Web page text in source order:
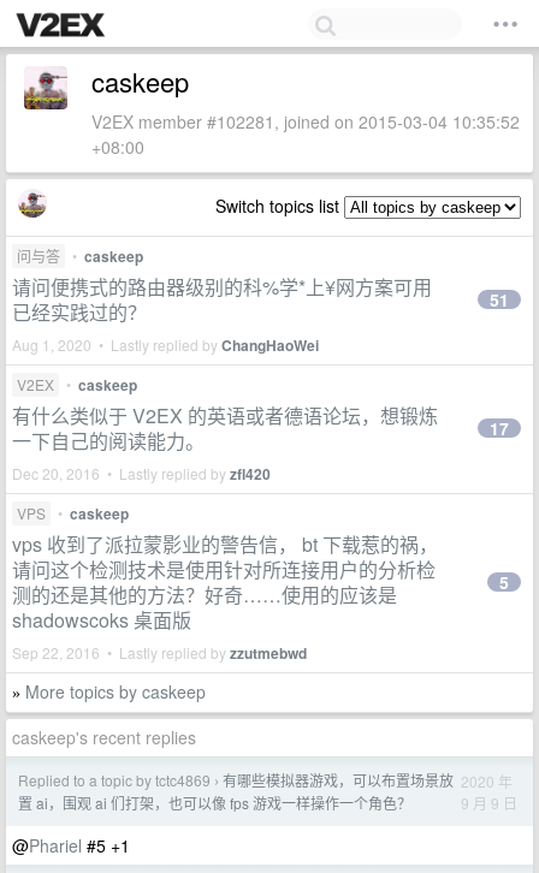
caskeep
V2EX member #102281, joined on 2015-03-04 10:35:52
+08:00
Switch topics list
问与答 • caskeep
请问便携式的路由器级别的科%学*上¥网方案可用
已经实践过的？
Aug 1, 2020 • Lastly replied byChangHaoWei
51
V2EX • caskeep
有什么类似于 V2EX 的英语或者德语论坛，想锻炼
一下自己的阅读能力。
Dec 20, 2016 • Lastly replied byzfl420
17
VPS • caskeep
vps 收到了派拉蒙影业的警告信， bt 下载惹的祸，
请问这个检测技术是使用针对所连接用户的分析检
测的还是其他的方法？好奇……使用的应该是
shadowscoks 桌面版
Sep 22, 2016 • Lastly replied byzzutmebwd
5
» More topics by caskeep
caskeep's recent replies
Replied to a topic by tctc4869 › 有哪些模拟器游戏，可以布置场景放
置 ai，围观 ai 们打架，也可以像 fps 游戏一样操作一个角色？
2020 年
9 月 9 日
@Phariel #5 +1